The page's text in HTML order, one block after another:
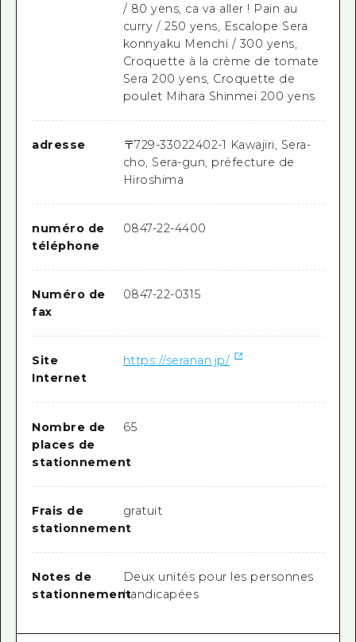
/ 80 yens, ca va aller ! Pain au
curry / 250 yens, Escalope Sera
konnyaku Menchi / 300 yens,
Croquette à la crème de tomate
Sera 200 yens, Croquette de
poulet Mihara Shinmei 200 yens
adresse 〒729-33022402-1 Kawajiri, Sera-
cho, Sera-gun, préfecture de
Hiroshima
numéro de
téléphone
0847-22-4400
Numéro de
fax
0847-22-0315
Site
Internet
https://seranan.jp/
Nombre de
places de
stationnement
65
Frais de
stationnement
gratuit
Notes de
stationnement
Deux unités pour les personnes
handicapées